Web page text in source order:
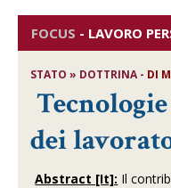
FOCUS - LAVORO
STATO » DOTTRINA - DI
dei
Abstract [It]: Il